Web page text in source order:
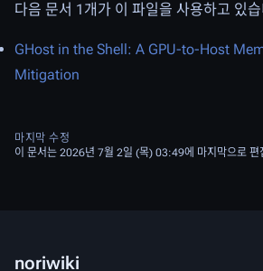
다음 문서 1개가 이 파일을 사용하고 있
GHost in the Shell: A GPU-to-Host
Mitigation
마지막 수정
이 문서는 2026년 7월 2일 (목) 03:49에 마지막으로 편
noriwiki